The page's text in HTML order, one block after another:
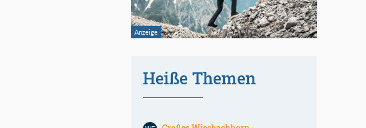
Heiße Themen